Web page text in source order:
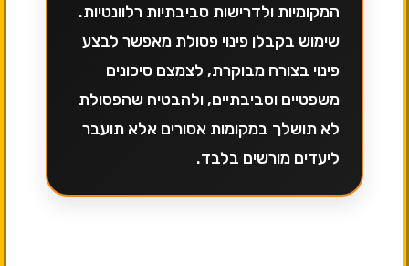
המקומיות ולדרישות סביבתיות רלוונטיות.
שימוש בקבלן פינוי פסולת מאפשר לבצע
פינוי בצורה מבוקרת, לצמצם סיכונים
משפטיים וסביבתיים, ולהבטיח שהפסולת
לא תושלך במקומות אסורים אלא תועבר
ליעדים מורשים בלבד.